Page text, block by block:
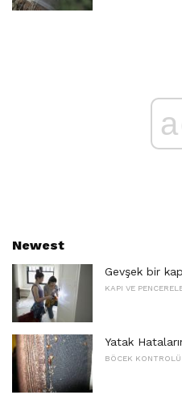
Newest
Gevşek bir
KAPI VE
Yatak
BÖCEK